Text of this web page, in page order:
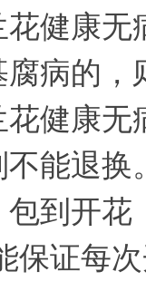
健康
病的，
健康
能退换
到开
保证每